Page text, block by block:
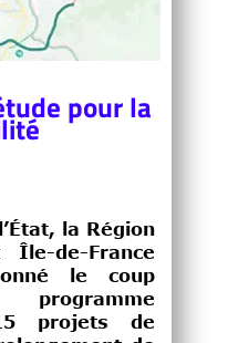
pour la
la Région
Île-de-France
le coup
projets de